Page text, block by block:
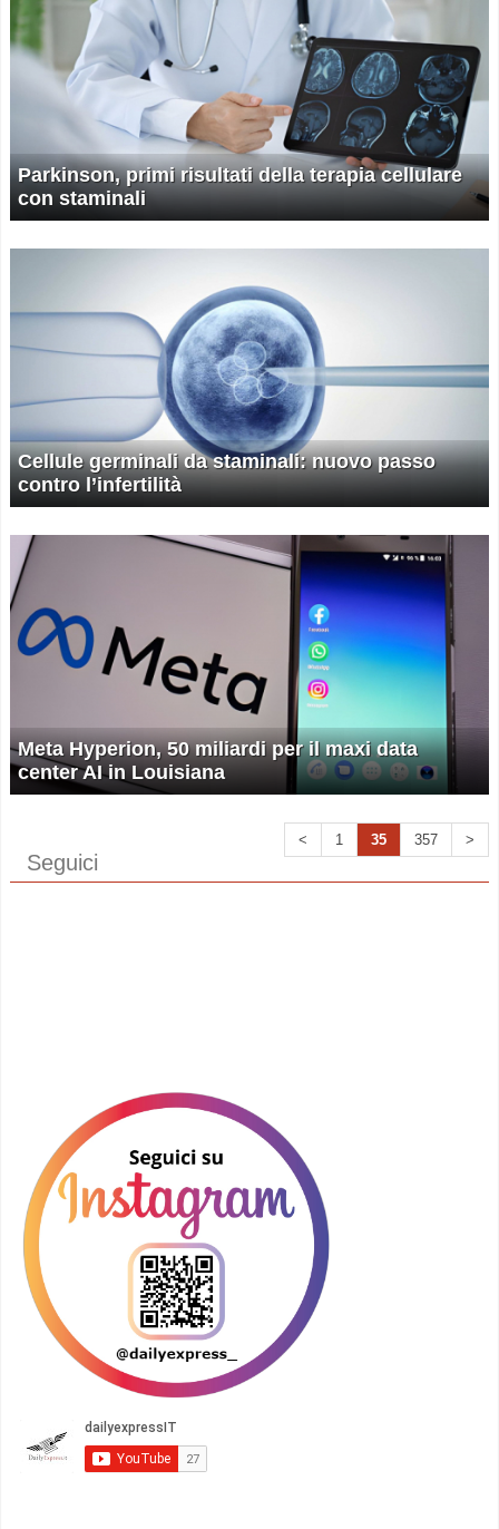
Parkinson, primi risultati della terapia cellulare
con staminali
Cellule germinali da staminali: nuovo passo
contro l’infertilità
Meta Hyperion, 50 miliardi per il maxi data
center AI in Louisiana
< 1 35 357 >
Seguici